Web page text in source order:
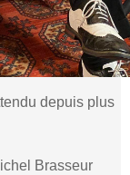
depuis plus
Brasseur